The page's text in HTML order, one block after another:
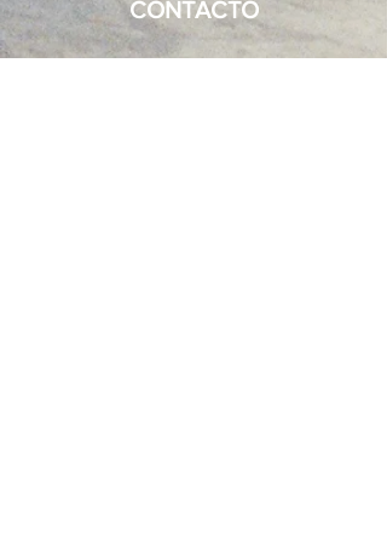
CONTACTO
C.D. Mutegrab Roll